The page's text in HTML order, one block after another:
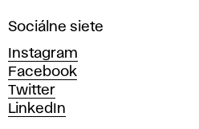
ý
c
h
u
m
e
Sociálne siete
Instagram
Facebook
Twitter
LinkedIn